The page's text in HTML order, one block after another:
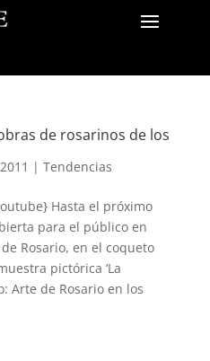
de rosarinos de los
| Tendencias
Hasta el próximo
para el público en
Rosario, en el coqueto
pictórica ‘La
Arte de Rosario en los